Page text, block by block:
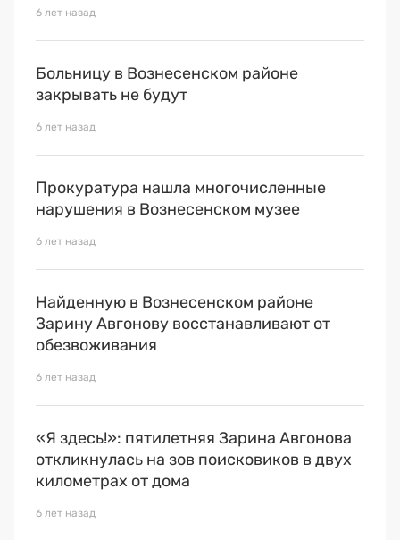
6 лет назад
Больницу в Вознесенском районе
закрывать не будут
6 лет назад
Прокуратура нашла многочисленные
нарушения в Вознесенском музее
6 лет назад
Найденную в Вознесенском районе
Зарину Авгонову восстанавливают от
обезвоживания
6 лет назад
«Я здесь!»: пятилетняя Зарина Авгонова
откликнулась на зов поисковиков в двух
километрах от дома
6 лет назад